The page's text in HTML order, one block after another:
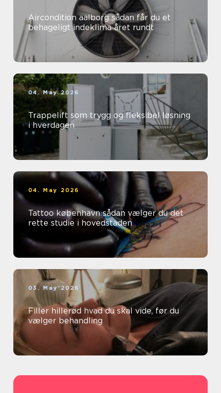
Aircondition aalborg sådan får du et
behageligt indeklima året rundt
04. May 2026
Trappelift som trygg og fleksibel løsning
i hverdagen
04. May 2026
Tattoo københavn sådan vælger du det
rette studie i hovedstaden
03. May 2026
Filler hillerød hvad du skal vide, før du
vælger behandling